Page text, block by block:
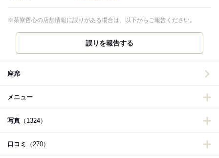
※茶寮哲心の店舗情報に誤りがある場合は、以下からご報告ください。
誤りを報告する
座席
メニュー
写真 （1324）
口コミ （270）